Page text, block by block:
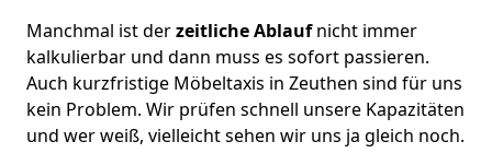
Manchmal ist derzeitliche Ablaufnicht immer
kalkulierbar und dann muss es sofort passieren.
Auch kurzfristige Möbeltaxis in Zeuthen sind für uns
kein Problem. Wir prüfen schnell unsere Kapazitäten
und wer weiß, vielleicht sehen wir uns ja gleich noch.